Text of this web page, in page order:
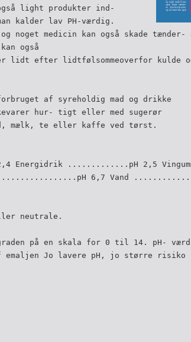
light produkter ind-
kalder lav PH-værdig.
medicin kan også skade tænder-
også
lidt efter lidtfølsommeoverfor kulde
af syreholdig mad og drikke
hur- tigt eller med sugerør
mælk, te eller kaffe ved tørst.
.............pH 2,5
6,7 Vand
neutrale.
på en skala for 0 til 14. pH-
emaljen Jo lavere pH, jo større risiko